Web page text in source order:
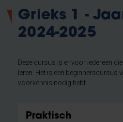
Grieks 1 -
2024-2025
Deze cursus is er voor iedereen
leren. Het is een beginnerscursus
voorkennis nodig hebt.
Praktisch